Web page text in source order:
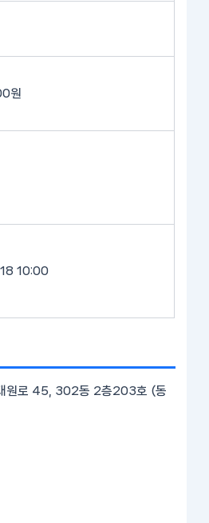
원
10:00
원로 45, 302동 2층203호 (동